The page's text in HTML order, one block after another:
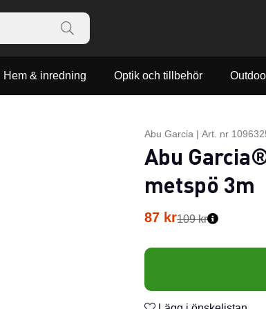
Hem & inredning Optik och tillbehör
Abu Garcia | Art. nr
Abu
metspö 3m
87 kr109 kr